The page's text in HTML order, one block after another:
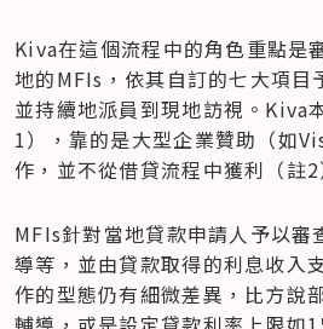
Kiva在這個流程中的角色重點是
地的MFIs，依其自訂的七大項目
並持續地派員到現地訪視。Kiva
1），靠的是大型企業贊助（如
作，並不從借貸流程中獲利（註2
MFIs針對當地貸款申請人予以審
導等，並由貸款取得的利息收入
作的型態仍有細微差異，比方說